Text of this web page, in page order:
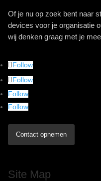
Of je nu op zoek bent naar
devices voor je organisatie
wij denken graag met je
Follow
Follow
Follow
Follow
Contact opnemen
Site Map